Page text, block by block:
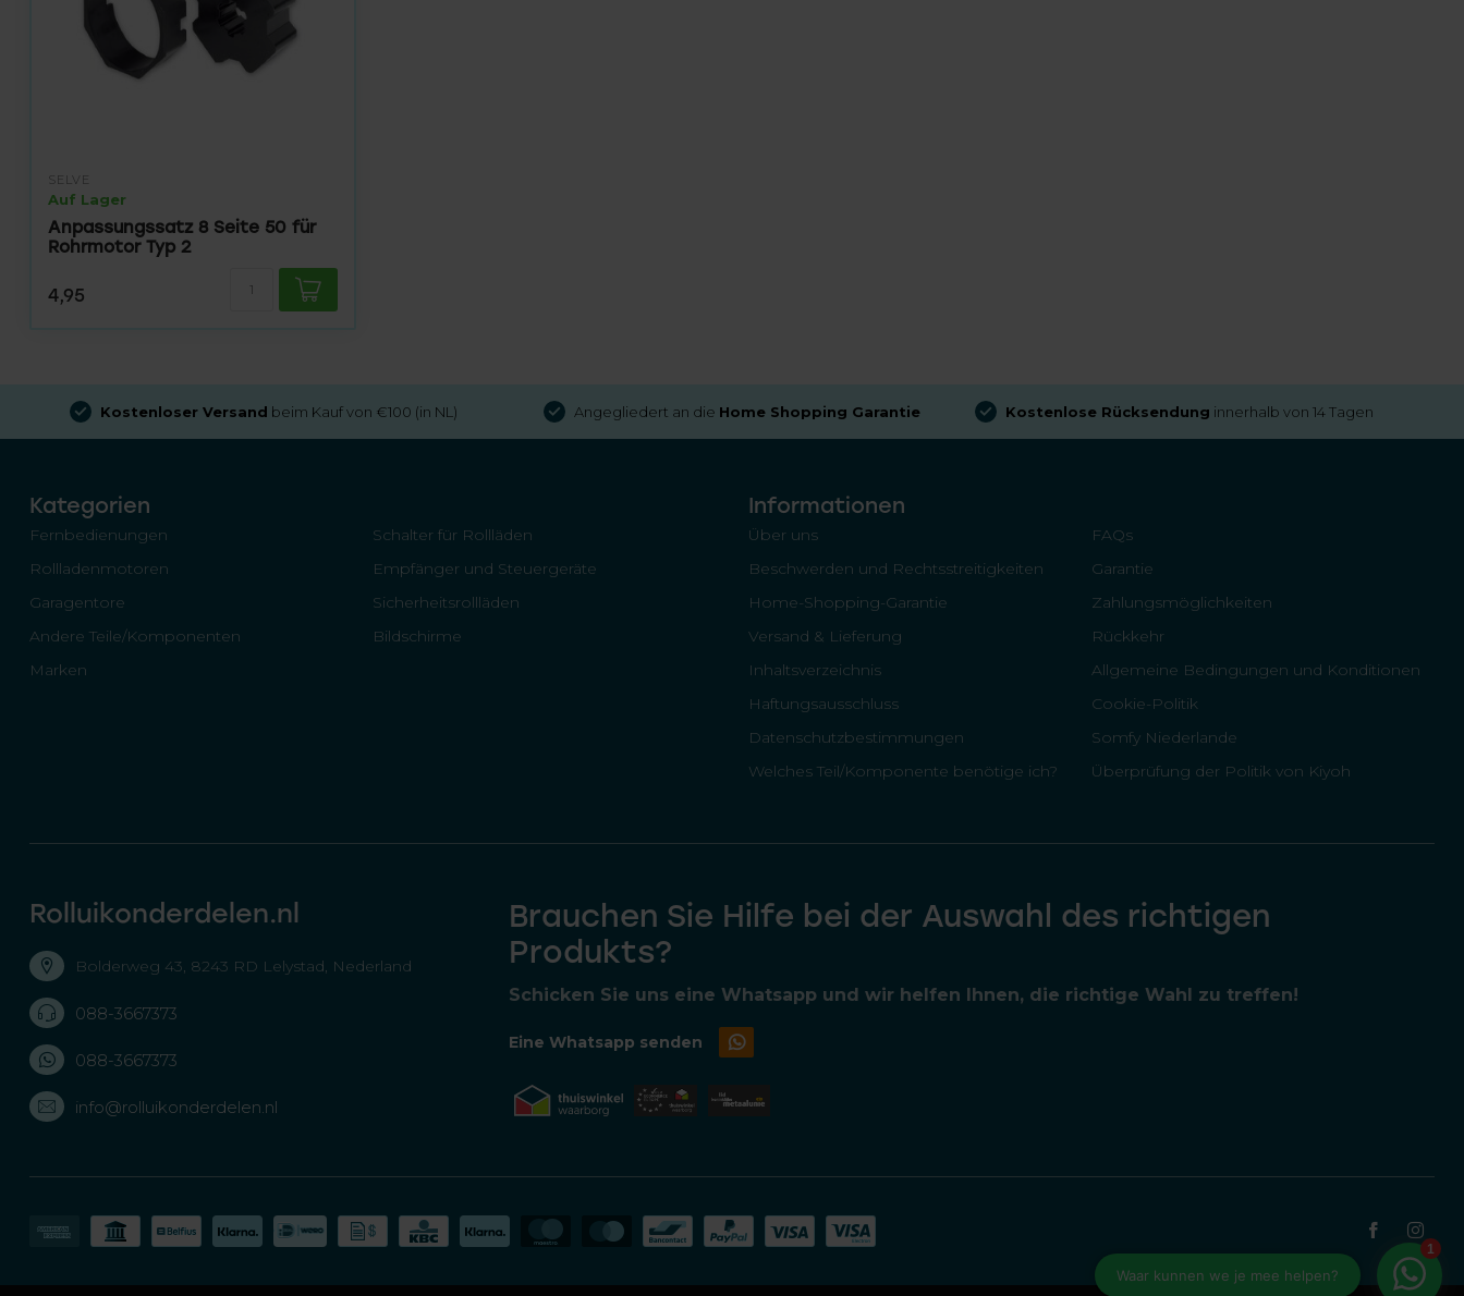
SELVE
Auf Lager
Anpassungssatz 8 Seite 50 für
Rohrmotor Typ 2
4,95
Kostenloser Versand beim Kauf von €100 (in NL) Angegliedert an die Home Shopping Garantie Kostenlose Rücksendung innerhalb von 14 Tagen
Kategorien
Fernbedienungen
Schalter für Rollläden
Rollladenmotoren
Empfänger und Steuergeräte
Garagentore
Sicherheitsrollläden
Andere Teile/Komponenten
Bildschirme
Marken
Informationen
Über uns
FAQs
Beschwerden und Rechtsstreitigkeiten
Garantie
Home-Shopping-Garantie
Zahlungsmöglichkeiten
Versand & Lieferung
Rückkehr
Inhaltsverzeichnis
Allgemeine Bedingungen und Konditionen
Haftungsausschluss
Cookie-Politik
Datenschutzbestimmungen
Somfy Niederlande
Welches Teil/Komponente benötige ich?
Überprüfung der Politik von Kiyoh
Rolluikonderdelen.nl
Bolderweg 43, 8243 RD Lelystad, Nederland
088-3667373
088-3667373
info@rolluikonderdelen.nl
Brauchen Sie Hilfe bei der Auswahl des richtigen
Produkts?
Schicken Sie uns eine Whatsapp und wir helfen Ihnen, die richtige Wahl zu treffen!
Eine Whatsapp senden